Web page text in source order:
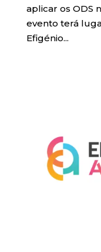
aplicar os ODS
evento terá
Efigénio...